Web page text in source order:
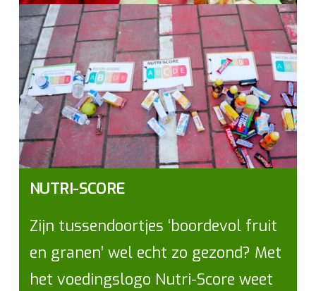
NUTRI-SCORE
Zijn tussendoortjes ‘boordevol fruit
en granen’ wel echt zo gezond? Met
het voedingslogo Nutri-Score weet